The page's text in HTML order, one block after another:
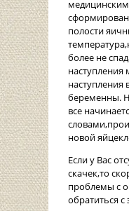
полости
более не
наступления
наступления
беременны.
все
новой
Если у Вас
скачек,то
проблемы с
обратиться